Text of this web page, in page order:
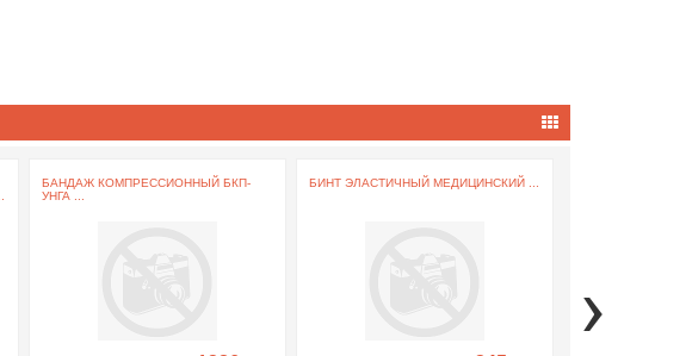
БАНДАЖ КОМПРЕССИОННЫЙ БКП-
УНГА ...
БИНТ ЭЛАСТИЧНЫЙ МЕДИЦИНСКИЙ ...
›